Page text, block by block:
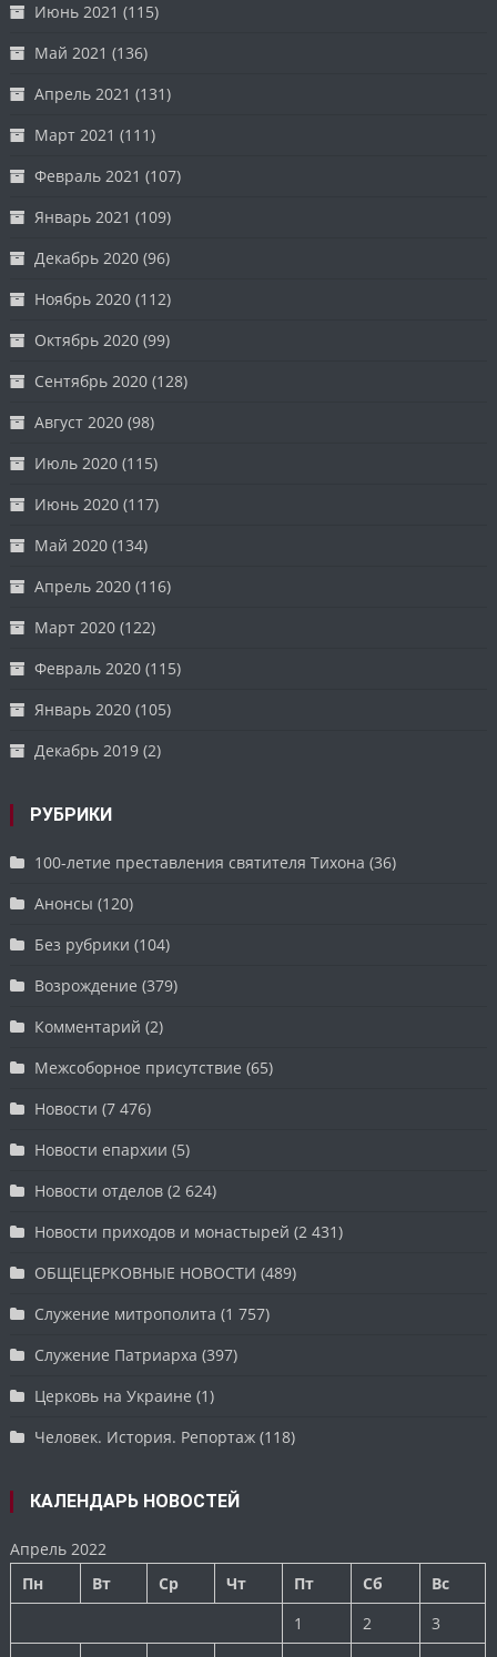
Июнь 2021 (115)
Май 2021 (136)
Апрель 2021 (131)
Март 2021 (111)
Февраль 2021 (107)
Январь 2021 (109)
Декабрь 2020 (96)
Ноябрь 2020 (112)
Октябрь 2020 (99)
Сентябрь 2020 (128)
Август 2020 (98)
Июль 2020 (115)
Июнь 2020 (117)
Май 2020 (134)
Апрель 2020 (116)
Март 2020 (122)
Февраль 2020 (115)
Январь 2020 (105)
Декабрь 2019 (2)
РУБРИКИ
100-летие преставления святителя Тихона (36)
Анонсы (120)
Без рубрики (104)
Возрождение (379)
Комментарий (2)
Межсоборное присутствие (65)
Новости (7 476)
Новости епархии (5)
Новости отделов (2 624)
Новости приходов и монастырей (2 431)
ОБЩЕЦЕРКОВНЫЕ НОВОСТИ (489)
Служение митрополита (1 757)
Служение Патриарха (397)
Церковь на Украине (1)
Человек. История. Репортаж (118)
КАЛЕНДАРЬ НОВОСТЕЙ
Апрель 2022
Пн
Вт Ср Чт Пт Сб
Вс
1
2
3